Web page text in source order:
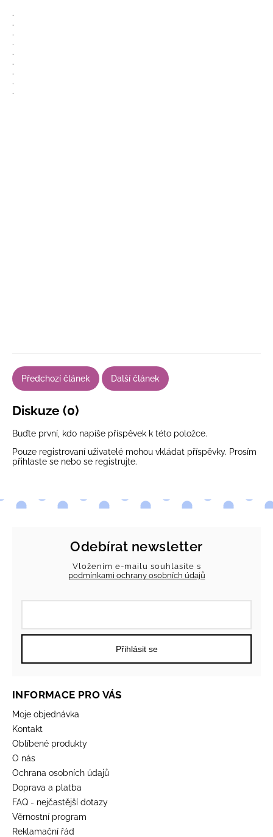
.
.
.
.
.
.
.
.
.
Předchozí článek Další článek
Diskuze (0)
Buďte první, kdo napíše příspěvek k této položce.
Pouze registrovaní uživatelé mohou vkládat příspěvky. Prosím
přihlaste se nebo se registrujte.
Odebírat newsletter
Vložením e-mailu souhlasíte s
podmínkami ochrany osobních údajů
Přihlásit se
INFORMACE PRO VÁS
Moje objednávka
Kontakt
Oblíbené produkty
O nás
Ochrana osobních údajů
Doprava a platba
FAQ - nejčastější dotazy
Věrnostní program
Reklamační řád